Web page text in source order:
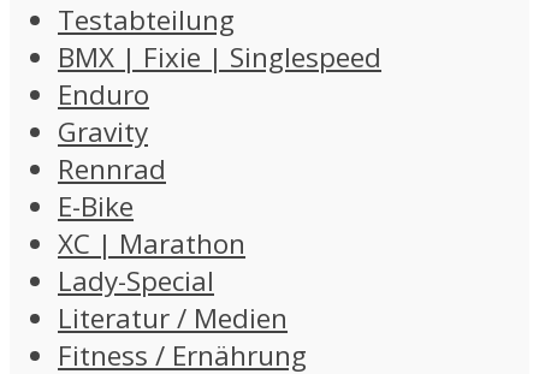
Testabteilung
BMX | Fixie | Singlespeed
Enduro
Gravity
Rennrad
E-Bike
XC | Marathon
Lady-Special
Literatur / Medien
Fitness / Ernährung